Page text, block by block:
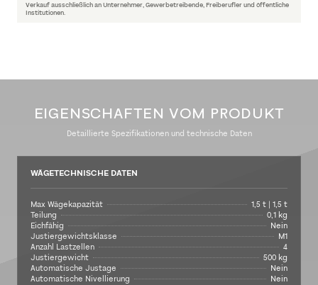
Verkauf ausschließlich an Unternehmer, Gewerbetreibende, Freiberufler und öffentliche
Institutionen.
EIGENSCHAFTEN VOM PRODUKT
Detaillierte Spezifikationen und technische Daten
WÄGETECHNISCHE DATEN
Max Wägekapazität
1,5 t | 1,5 t
Teilung
0,1 kg
Eichfähig
Nein
Justiergewichtsklasse
M1
Anzahl Lastzellen
4
Justiergewicht
500 kg
Automatische Justage
Nein
Automatische Nivellierung
Nein